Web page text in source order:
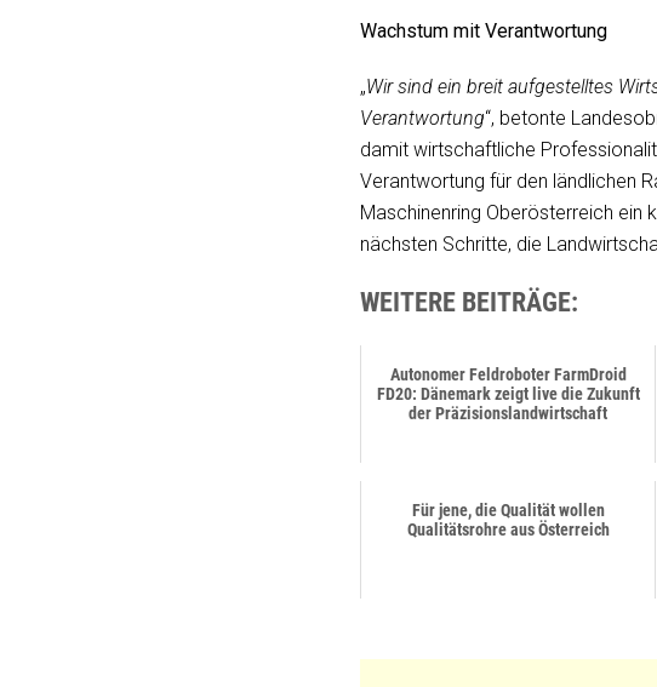
Wachstum mit Verantwortung
„Wir sind ein breit aufgestelltes
Verantwortung“, betonte
damit wirtschaftliche
Verantwortung für den ländlichen
Maschinenring Oberösterreich ein
nächsten Schritte, die
WEITERE BEITRÄGE:
Autonomer Feldroboter FarmDroid
FD20: Dänemark zeigt live die Zukunft
der Präzisionslandwirtschaft
Für jene, die Qualität wollen
Qualitätsrohre aus Österreich